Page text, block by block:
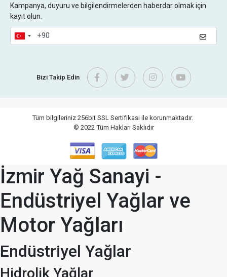
Kampanya, duyuru ve bilgilendirmelerden haberdar olmak için
kayıt olun.
Bizi Takip Edin
Tüm bilgileriniz 256bit SSL Sertifikası ile korunmaktadır.
© 2022 Tüm Hakları Saklıdır
İzmir Yağ Sanayi -
Endüstriyel Yağlar ve
Motor Yağları
Endüstriyel Yağlar
Hidrolik Yağlar